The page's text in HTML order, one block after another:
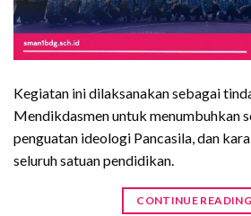
Kegiatan ini dilaksanakan sebagai
Mendikdasmen untuk menumbuhkan
penguatan ideologi Pancasila, dan
seluruh satuan pendidikan.
CONTINUE READING